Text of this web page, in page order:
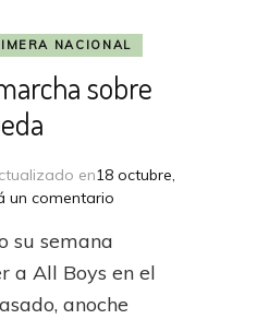
NACIONAL
sobre
en18 octubre,
un comentario
sobre
su semana
a All Boys en el
anoche